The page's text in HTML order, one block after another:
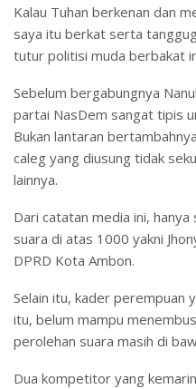
Kalau Tuhan berkenan dan
saya itu berkat serta
tutur politisi muda berbakat
Sebelum bergabungnya
partai NasDem sangat tipis
Bukan lantaran
caleg yang diusung tidak
lainnya.
Dari catatan media ini,
suara di atas 1000 yakni
DPRD Kota Ambon.
Selain itu, kader perempuan
itu, belum mampu
perolehan suara masih di
Dua kompetitor yang